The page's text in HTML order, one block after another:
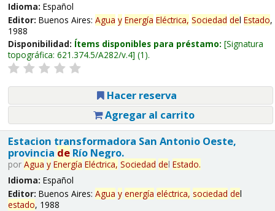
Idioma: Español
Editor: Buenos Aires: Agua y Energía Eléctrica, Sociedad del Estado,
1988
Disponibilidad: Ítems disponibles para préstamo: Signatura
topográfica: 621.374.5/A282/v.4 (1).
Hacer reserva
Agregar al carrito
Estacion transformadora San Antonio Oeste,
provincia deRío Negro.
por Agua y Energía Eléctrica, Sociedad del Estado.
Idioma: Español
Editor: Buenos Aires: Agua y energía eléctrica, sociedad del
estado, 1988